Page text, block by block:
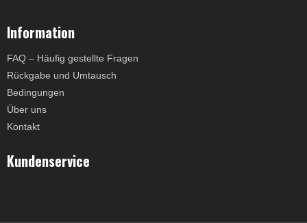
Information
FAQ – Häufig gestellte Fragen
Rückgabe und Umtausch
Bedingungen
Über uns
Kontakt
Kundenservice